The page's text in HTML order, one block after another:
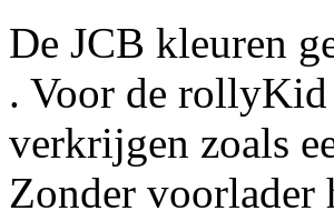
De JCB kleuren
. Voor de rollyKid
verkrijgen zoals
Zonder voorlader